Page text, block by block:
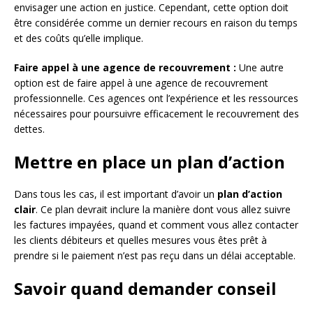
envisager une action en justice. Cependant, cette option doit
être considérée comme un dernier recours en raison du temps
et des coûts qu’elle implique.
Faire appel à une agence de recouvrement : Une autre
option est de faire appel à une agence de recouvrement
professionnelle. Ces agences ont l’expérience et les ressources
nécessaires pour poursuivre efficacement le recouvrement des
dettes.
Mettre en place un plan d’action
Dans tous les cas, il est important d’avoir un plan d’action
clair. Ce plan devrait inclure la manière dont vous allez suivre
les factures impayées, quand et comment vous allez contacter
les clients débiteurs et quelles mesures vous êtes prêt à
prendre si le paiement n’est pas reçu dans un délai acceptable.
Savoir quand demander conseil